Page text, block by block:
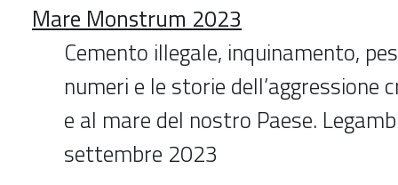
Appuntamenti
Prenotazione spazi
Mare Monstrum 2023
Cemento illegale, inquinamento,
numeri e le storie dell’aggressione
e al mare del nostro Paese.
settembre 2023